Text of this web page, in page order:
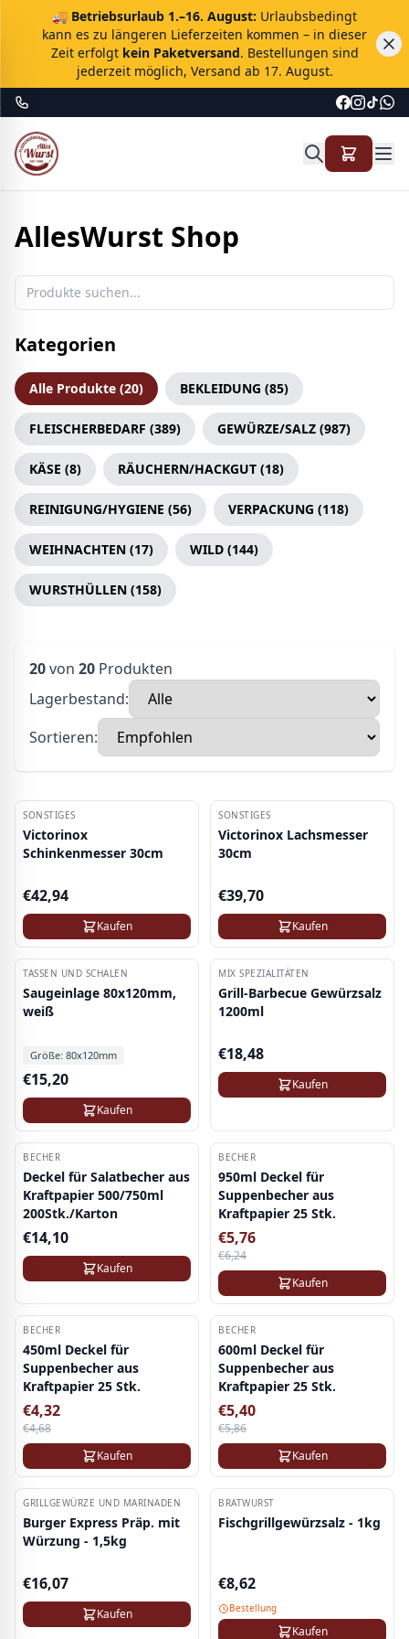
🚚 Betriebsurlaub 1.–16. August: Urlaubsbedingt
kann es zu längeren Lieferzeiten kommen – in dieser
Zeit erfolgt kein Paketversand. Bestellungen sind
jederzeit möglich, Versand ab 17. August.
AllesWurst Shop
Kategorien
Alle Produkte (20) BEKLEIDUNG (85)
FLEISCHERBEDARF (389) GEWÜRZE/SALZ (987)
KÄSE (8) RÄUCHERN/HACKGUT (18)
REINIGUNG/HYGIENE (56) VERPACKUNG (118)
WEIHNACHTEN (17) WILD (144)
WURSTHÜLLEN (158)
20von 20 Produkten
Lagerbestand:
Sortieren:
SONSTIGES
Victorinox
Schinkenmesser 30cm
€42,94
Kaufen
SONSTIGES
Victorinox Lachsmesser
30cm
€39,70
Kaufen
TASSEN UND SCHALEN
Saugeinlage 80x120mm,
weiß
Größe: 80x120mm
€15,20
Kaufen
MIX SPEZIALITÄTEN
Grill-Barbecue Gewürzsalz
1200ml
€18,48
Kaufen
BECHER
Deckel für Salatbecher aus
Kraftpapier 500/750ml
200Stk./Karton
€14,10
Kaufen
8%
BECHER
950ml Deckel für
Suppenbecher aus
Kraftpapier 25 Stk.
€5,76
€6,24
Kaufen
8%
BECHER
450ml Deckel für
Suppenbecher aus
Kraftpapier 25 Stk.
€4,32
€4,68
Kaufen
8%
BECHER
600ml Deckel für
Suppenbecher aus
Kraftpapier 25 Stk.
€5,40
€5,86
Kaufen
GRILLGEWÜRZE UND MARINADEN
Burger Express Präp. mit
Würzung - 1,5kg
€16,07
Kaufen
BRATWURST
Fischgrillgewürzsalz - 1kg
€8,62
Bestellung
Kaufen